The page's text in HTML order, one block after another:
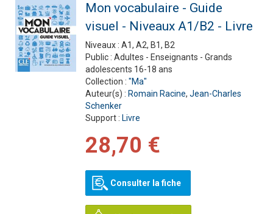
Mon vocabulaire - Guide
visuel - Niveaux A1/B2 - Livre
Niveaux : A1, A2, B1, B2
Public : Adultes - Enseignants - Grands
adolescents 16-18 ans
Collection : "Ma"
Auteur(s) : Romain Racine, Jean-Charles
Schenker
Support : Livre
28,70 €
Consulter la fiche